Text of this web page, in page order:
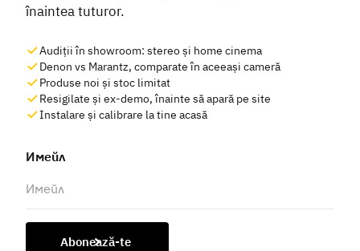
înaintea tuturor.
Audiții în showroom: stereo și home cinema
Denon vs Marantz, comparate în aceeași cameră
Produse noi și stoc limitat
Resigilate și ex-demo, înainte să apară pe site
Instalare și calibrare la tine acasă
Имейл
Abonează-te